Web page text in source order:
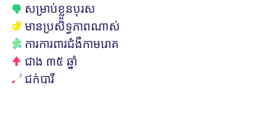
សម្រាប់ខ្លួនបុរស
មានប្រសិទ្ធភាពណាស់
ការការពារជំងឺកាមរោគ
ជាង ៣៥ ឆ្នាំ
ជក់បារី